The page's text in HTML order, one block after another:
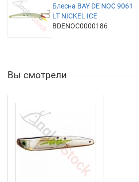
Блесна BAY DE NOC 9061
LT NICKEL ICE
BDENOC0000186
Вы смотрели